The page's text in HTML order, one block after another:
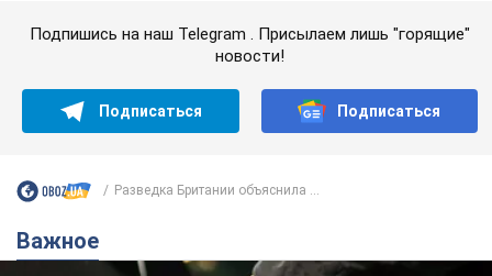
Подпишись на наш Telegram . Присылаем лишь "горящие"
Подписаться Подписаться